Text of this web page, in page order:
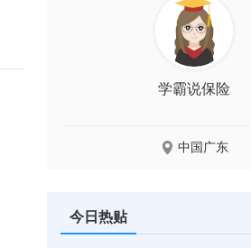
学霸说保险
中国广东
今日热贴